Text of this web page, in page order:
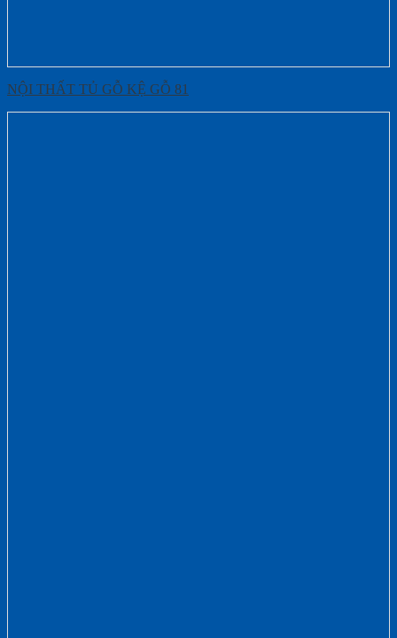
NỘI THẤT TỦ GỖ KỆ GỖ 81